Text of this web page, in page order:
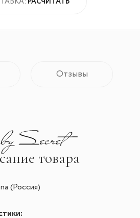
Отзывы
товара
(Россия)